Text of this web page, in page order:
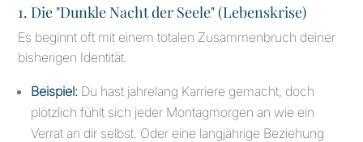
1. Die "Dunkle Nacht der Seele" (Lebenskrise)
Es beginnt oft mit einem totalen Zusammenbruch deiner
bisherigen Identität.
Beispiel: Du hast jahrelang Karriere gemacht, doch
plötzlich fühlt sich jeder Montagmorgen an wie ein
Verrat an dir selbst. Oder eine langjährige Beziehung